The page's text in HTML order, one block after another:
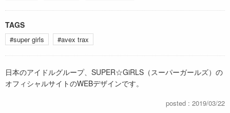
TAGS
#super girls #avex trax
日本のアイドルグループ、SUPER☆GiRLS（スーパーガールズ）の
オフィシャルサイトのWEBデザインです。
posted : 2019/03/22